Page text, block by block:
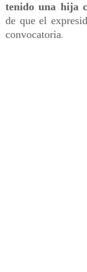
tenido una hija
de que el
convocatoria.